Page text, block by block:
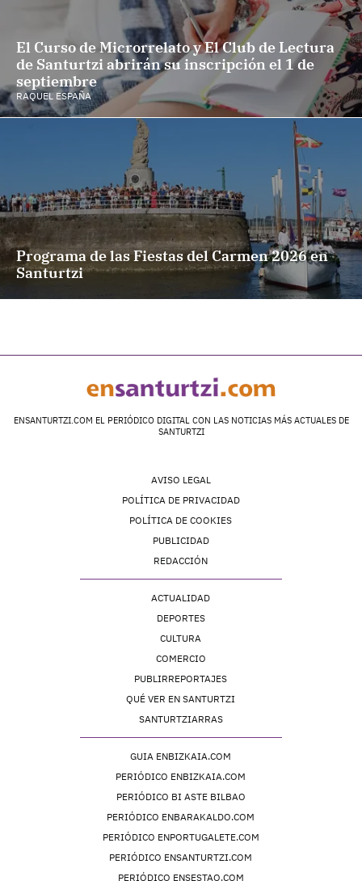
El Curso de Microrrelato y El Club de Lectura
de Santurtzi abrirán su inscripción el 1 de
septiembre
RAQUEL ESPAÑA
Programa de las Fiestas del Carmen 2026 en
Santurtzi
ENSANTURTZI.COM EL PERIÓDICO DIGITAL CON LAS NOTICIAS MÁS ACTUALES DE
SANTURTZI
AVISO LEGAL
POLÍTICA DE PRIVACIDAD
POLÍTICA DE COOKIES
PUBLICIDAD
REDACCIÓN
ACTUALIDAD
DEPORTES
CULTURA
COMERCIO
PUBLIRREPORTAJES
QUÉ VER EN SANTURTZI
SANTURTZIARRAS
GUIA ENBIZKAIA.COM
PERIÓDICO ENBIZKAIA.COM
PERIÓDICO BI ASTE BILBAO
PERIÓDICO ENBARAKALDO.COM
PERIÓDICO ENPORTUGALETE.COM
PERIÓDICO ENSANTURTZI.COM
PERIÓDICO ENSESTAO.COM